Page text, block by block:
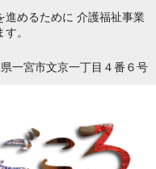
進めるために 介護福祉事業
。
一宮市文京一丁目４番６号